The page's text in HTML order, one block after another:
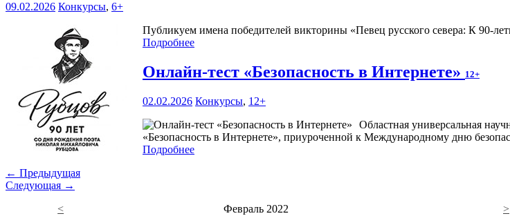
09.02.2026 Конкурсы, 6+
Публикуем имена победителей викторины «Певец русского севера: К 90-
Подробнее
Онлайн-тест «Безопасность в Интернете» 12+
02.02.2026 Конкурсы, 12+
Областная универсальная
«Безопасность в Интернете», приуроченной к Международному дню
Подробнее
← Предыдущая
Следующая →
<
Февраль 2022
>